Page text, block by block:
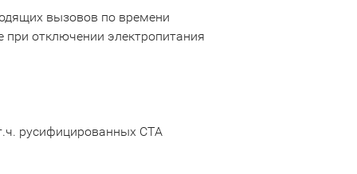
вызовов по времени
при отключении электропитания
русифицированных СТА